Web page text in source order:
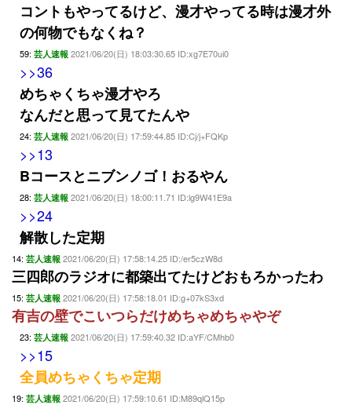
コントもやってるけど、漫才やってる時は漫才外
の何物でもなくね？
59: 芸人速報 2021/06/20(日) 18:03:30.65 ID:xg7E70ui0
>>36
めちゃくちゃ漫才やろ
なんだと思って見てたんや
24: 芸人速報 2021/06/20(日) 17:59:44.85 ID:Cj/j+FQKp
>>13
Bコースとニブンノゴ！おるやん
28: 芸人速報 2021/06/20(日) 18:00:11.71 ID:lg9W41E9a
>>24
解散した定期
14: 芸人速報 2021/06/20(日) 17:58:14.25 ID:/er5czW8d
三四郎のラジオに都築出てたけどおもろかったわ
15: 芸人速報 2021/06/20(日) 17:58:18.01 ID:g+07kS3xd
有吉の壁でこいつらだけめちゃめちゃやぞ
23: 芸人速報 2021/06/20(日) 17:59:40.32 ID:aYF/CMhb0
>>15
全員めちゃくちゃ定期
19: 芸人速報 2021/06/20(日) 17:59:10.61 ID:M89qlQ15p